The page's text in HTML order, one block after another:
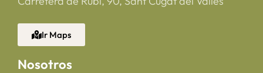
Ir Maps
Nosotros